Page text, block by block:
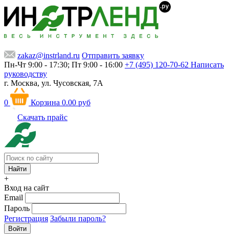
zakaz@instrland.ru Отправить заявку
Пн-Чт 9:00 - 17:30; Пт 9:00 - 16:00 +7 (495) 120-70-62 Написать
руководству
г. Москва, ул. Чусовская, 7А
0 Корзина 0.00 руб
Скачать прайс
+
Вход на сайт
Email
Пароль
Регистрация Забыли пароль?
Войти